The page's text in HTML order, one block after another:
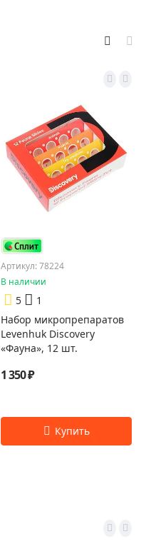
Артикул: 78224
В наличии
5
1
Набор микропрепаратов
Levenhuk Discovery
«Фауна», 12 шт.
1 350 ₽